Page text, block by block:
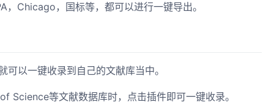
Chicago，国标等，都可以进行一键导出。
以一键收录到自己的文献库当中。
Science等文献数据库时，点击插件即可一键收录。